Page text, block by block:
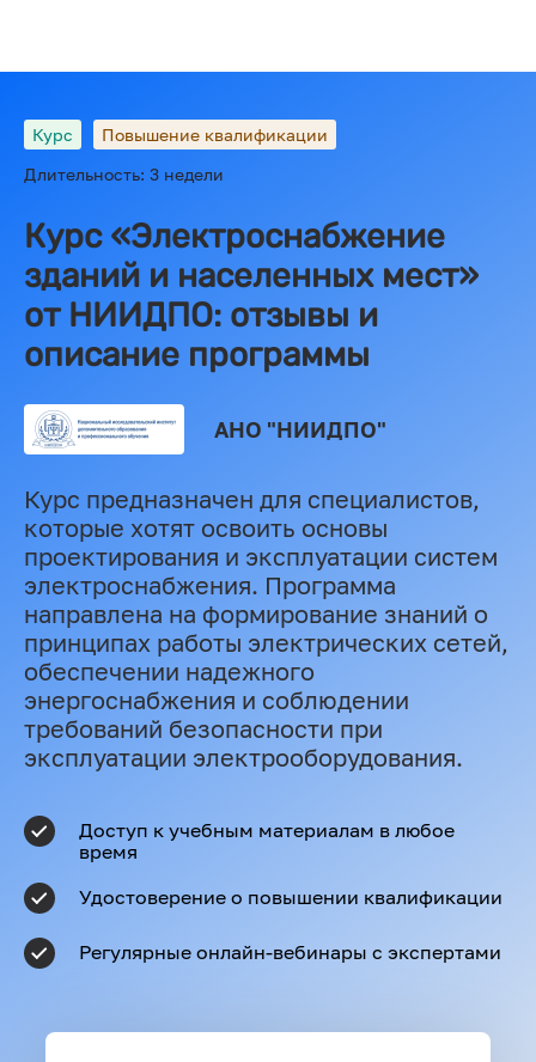
Курс
Повышение квалификации
Длительность: 3 недели
Курс «Электроснабжение
зданий и населенных мест»
от НИИДПО: отзывы и
описание программы
АНО "НИИДПО"
Курс предназначен для специалистов,
которые хотят освоить основы
проектирования и эксплуатации систем
электроснабжения. Программа
направлена на формирование знаний о
принципах работы электрических сетей,
обеспечении надежного
энергоснабжения и соблюдении
требований безопасности при
эксплуатации электрооборудования.
Доступ к учебным материалам в любое
время
Удостоверение о повышении квалификации
Регулярные онлайн-вебинары с экспертами